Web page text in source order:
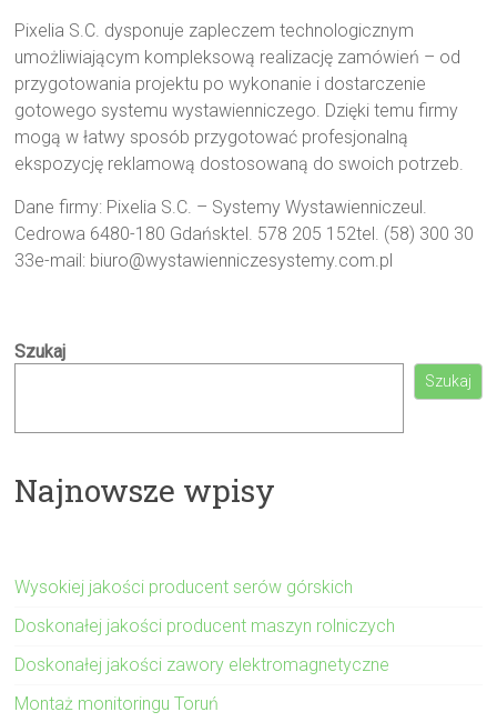
Pixelia S.C. dysponuje zapleczem technologicznym
umożliwiającym kompleksową realizację zamówień – od
przygotowania projektu po wykonanie i dostarczenie
gotowego systemu wystawienniczego. Dzięki temu firmy
mogą w łatwy sposób przygotować profesjonalną
ekspozycję reklamową dostosowaną do swoich potrzeb.
Dane firmy: Pixelia S.C. – Systemy Wystawienniczeul.
Cedrowa 6480-180 Gdańsktel. 578 205 152tel. (58) 300 30
33e-mail: biuro@wystawienniczesystemy.com.pl
Szukaj
Szukaj
Najnowsze wpisy
Wysokiej jakości producent serów górskich
Doskonałej jakości producent maszyn rolniczych
Doskonałej jakości zawory elektromagnetyczne
Montaż monitoringu Toruń